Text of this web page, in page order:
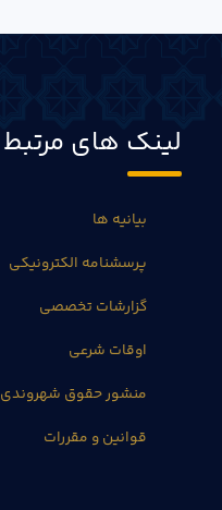
لینک های مرتبط
بیانیه ها
پرسشنامه الکترونیکی
گزارشات تخصصی
اوقات شرعی
منشور حقوق شهروندی
قوانین و مقررات